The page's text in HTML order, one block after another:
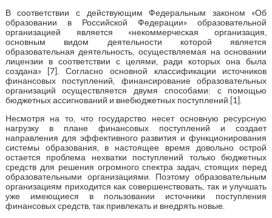
В соответствии с действующим Федеральным законом «Об
образовании в Российской Федерации» образовательной
организацией является «некоммерческая организация,
основным видом деятельности которой является
образовательная деятельность, осуществляемая на основании
лицензии в соответствии с целями, ради которых она была
создана» [7]. Согласно основной классификации источников
финансовых поступлений, финансирование образовательных
организаций осуществляется двумя способами: с помощью
бюджетных ассигнований и внебюджетных поступлений [1].
Несмотря на то, что государство несет основную ресурсную
нагрузку в плане финансовых поступлений и создает
направления для эффективного развития и функционирования
системы образования, в настоящее время довольно острой
остается проблема нехватки поступлений только бюджетных
средств для решения огромного спектра задач, стоящих перед
образовательными организациями. Поэтому образовательным
организациям приходится как совершенствовать, так и улучшать
уже имеющиеся в пользовании источники поступления
финансовых средств, так привлекать и внедрять новые.